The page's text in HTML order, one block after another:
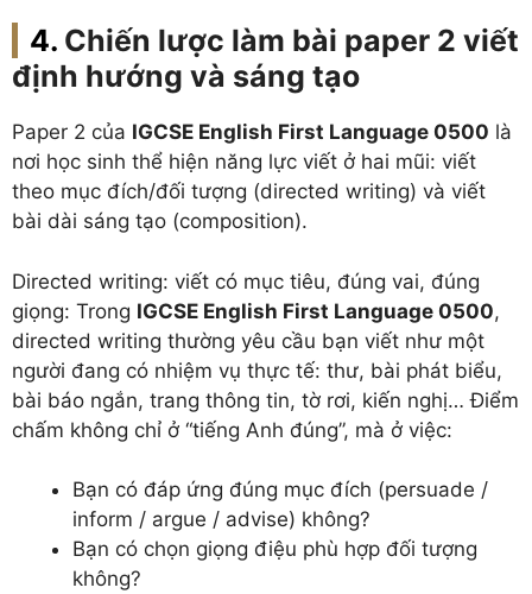
Chiến lược làm bài paper 2 viết
định hướng và sáng tạo
Paper 2 của IGCSE English First Language 0500 là
nơi học sinh thể hiện năng lực viết ở hai mũi: viết
theo mục đích/đối tượng (directed writing) và viết
bài dài sáng tạo (composition).
Directed writing: viết có mục tiêu, đúng vai, đúng
giọng: Trong IGCSE English First Language 0500,
directed writing thường yêu cầu bạn viết như một
người đang có nhiệm vụ thực tế: thư, bài phát biểu,
bài báo ngắn, trang thông tin, tờ rơi, kiến nghị… Điểm
chấm không chỉ ở “tiếng Anh đúng”, mà ở việc:
Bạn có đáp ứng đúng mục đích (persuade /
inform / argue / advise) không?
Bạn có chọn giọng điệu phù hợp đối tượng
không?